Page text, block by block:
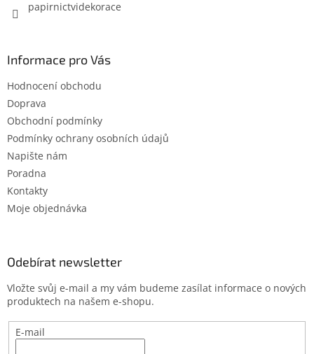
papirnictvidekorace
Informace pro Vás
Hodnocení obchodu
Doprava
Obchodní podmínky
Podmínky ochrany osobních údajů
Napište nám
Poradna
Kontakty
Moje objednávka
Odebírat newsletter
Vložte svůj e-mail a my vám budeme zasílat informace o nových
produktech na našem e-shopu.
E-mail